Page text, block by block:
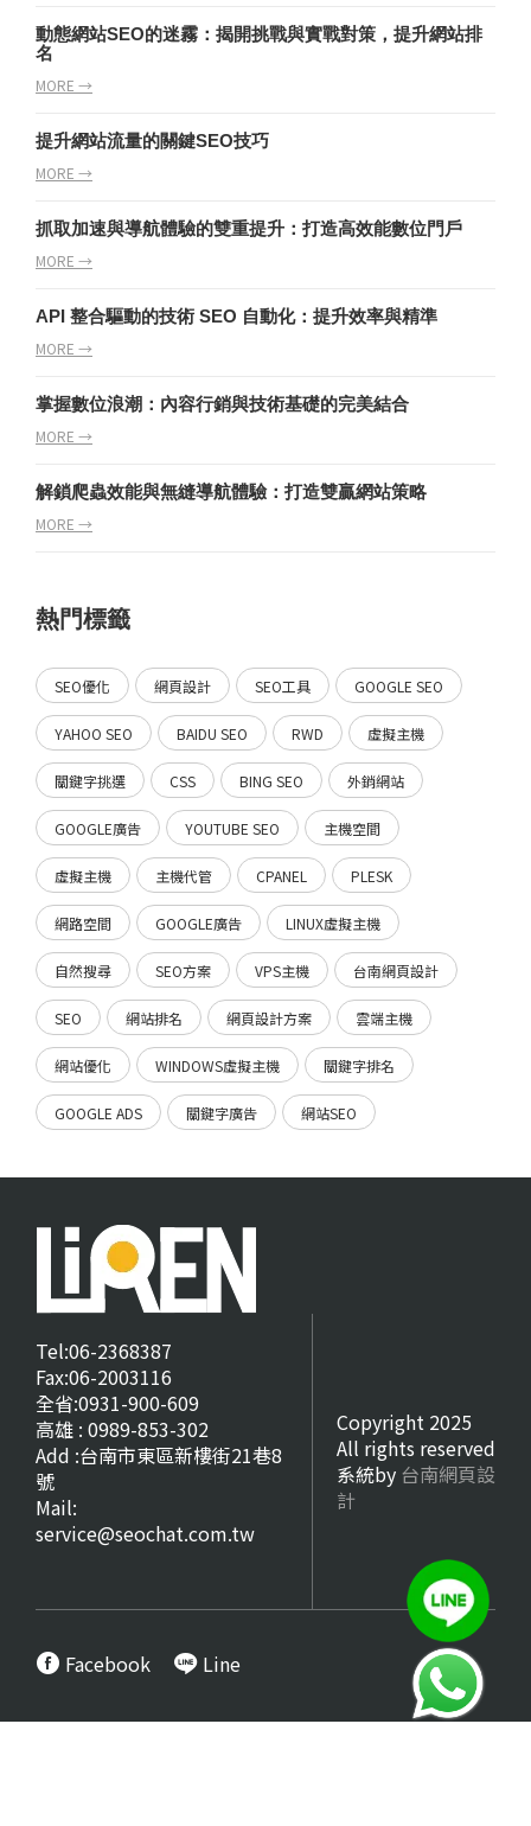
動態網站SEO的迷霧：揭開挑戰與實戰對策，提升網站排
名
MORE →
提升網站流量的關鍵SEO技巧
MORE →
抓取加速與導航體驗的雙重提升：打造高效能數位門戶
MORE →
API 整合驅動的技術 SEO 自動化：提升效率與精準
MORE →
掌握數位浪潮：內容行銷與技術基礎的完美結合
MORE →
解鎖爬蟲效能與無縫導航體驗：打造雙贏網站策略
MORE →
熱門標籤
SEO優化 網頁設計 SEO工具 GOOGLE SEO
YAHOO SEO BAIDU SEO RWD 虛擬主機
關鍵字挑選 CSS BING SEO 外銷網站
GOOGLE廣告 YOUTUBE SEO 主機空間
虛擬主機 主機代管 CPANEL PLESK
網路空間 GOOGLE廣告 LINUX虛擬主機
自然搜尋 SEO方案 VPS主機 台南網頁設計
SEO 網站排名 網頁設計方案 雲端主機
網站優化 WINDOWS虛擬主機 關鍵字排名
GOOGLE ADS 關鍵字廣告 網站SEO
Tel:06-2368387
Fax:06-2003116
全省:0931-900-609
高雄 : 0989-853-302
Add :台南市東區新樓街21巷8
號
Mail:
service@seochat.com.tw
Copyright 2025
All rights reserved
系統by 台南網頁設
計
Facebook Line